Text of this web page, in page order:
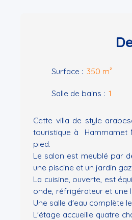
Surface : 350 m²
Salle de bains : 1
Cette villa de style
touristique à Hammamet
pied.
Le salon est meublé par
une piscine et un jardin
La cuisine, ouverte, est
onde, réfrigérateur et une
Une salle d'eau complète
L'étage accueille quatre